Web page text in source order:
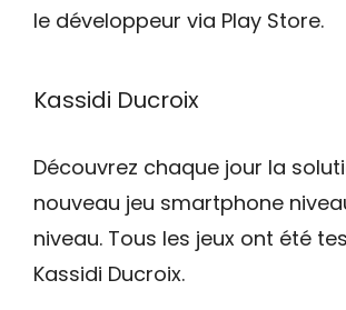
le développeur via Play Store.
Kassidi Ducroix
Découvrez chaque jour la
nouveau jeu smartphone
niveau. Tous les jeux ont été
Kassidi Ducroix.